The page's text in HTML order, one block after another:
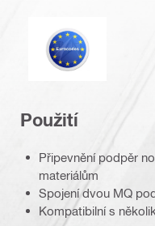
Eurokód
Použití
Připevnění podpěr
materiálům
Spojení dvou MQ
Kompatibilní s